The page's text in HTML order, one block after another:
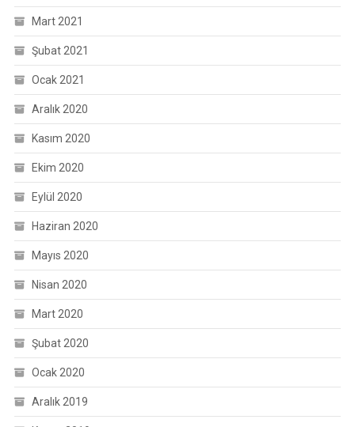
Mart 2021
Şubat 2021
Ocak 2021
Aralık 2020
Kasım 2020
Ekim 2020
Eylül 2020
Haziran 2020
Mayıs 2020
Nisan 2020
Mart 2020
Şubat 2020
Ocak 2020
Aralık 2019